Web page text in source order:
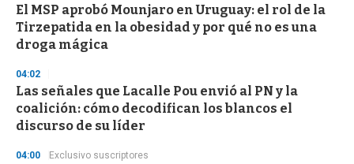
d
s
El MSP aprobó Mounjaro en Uruguay: el rol de la
Tirzepatida en la obesidad y por qué no es una
droga mágica
04:02
Las señales que Lacalle Pou envió al PN y la
coalición: cómo decodifican los blancos el
discurso de su líder
04:00 Exclusivo suscriptores